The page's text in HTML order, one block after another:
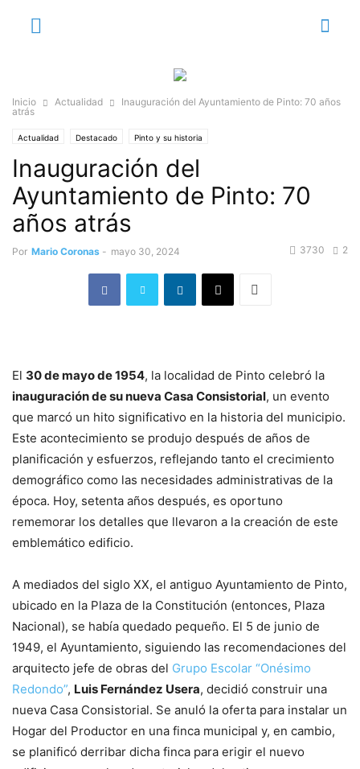
Inicio Actualidad
Inauguración del Ayuntamiento de Pinto: 70 años
atrás
Actualidad Destacado Pinto y su historia
Inauguración del
Ayuntamiento de Pinto: 70
años atrás
Por Mario Coronas - mayo 30, 2024 2
3730
El 30 de mayo de 1954, la localidad de Pinto celebró la
inauguración de su nueva Casa Consistorial, un evento
que marcó un hito significativo en la historia del municipio.
Este acontecimiento se produjo después de años de
planificación y esfuerzos, reflejando tanto el crecimiento
demográfico como las necesidades administrativas de la
época. Hoy, setenta años después, es oportuno
rememorar los detalles que llevaron a la creación de este
emblemático edificio.
A mediados del siglo XX, el antiguo Ayuntamiento de Pinto,
ubicado en la Plaza de la Constitución (entonces, Plaza
Nacional), se había quedado pequeño. El 5 de junio de
1949, el Ayuntamiento, siguiendo las recomendaciones del
arquitecto jefe de obras del Grupo Escolar “Onésimo
Redondo”, Luis Fernández Usera, decidió construir una
nueva Casa Consistorial. Se anuló la oferta para instalar un
Hogar del Productor en una finca municipal y, en cambio,
se planificó derribar dicha finca para erigir el nuevo